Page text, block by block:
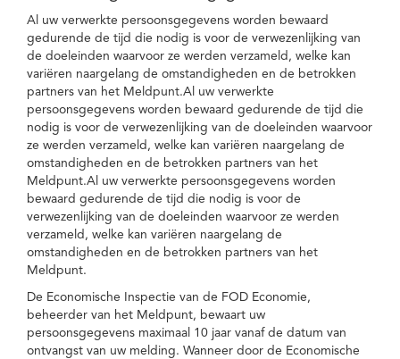
Al uw verwerkte persoonsgegevens worden bewaard
gedurende de tijd die nodig is voor de verwezenlijking van
de doeleinden waarvoor ze werden verzameld, welke kan
variëren naargelang de omstandigheden en de betrokken
partners van het Meldpunt.Al uw verwerkte
persoonsgegevens worden bewaard gedurende de tijd die
nodig is voor de verwezenlijking van de doeleinden waarvoor
ze werden verzameld, welke kan variëren naargelang de
omstandigheden en de betrokken partners van het
Meldpunt.Al uw verwerkte persoonsgegevens worden
bewaard gedurende de tijd die nodig is voor de
verwezenlijking van de doeleinden waarvoor ze werden
verzameld, welke kan variëren naargelang de
omstandigheden en de betrokken partners van het
Meldpunt.
De Economische Inspectie van de FOD Economie,
beheerder van het Meldpunt, bewaart uw
persoonsgegevens maximaal 10 jaar vanaf de datum van
ontvangst van uw melding. Wanneer door de Economische